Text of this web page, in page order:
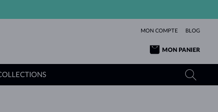
MON COMPTE BLOG
MON PANIER